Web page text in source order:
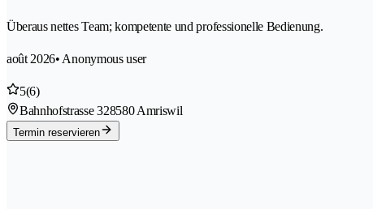
Überaus nettes Team; kompetente und professionelle Bedienung.
août 2026• Anonymous user
5(6)
Bahnhofstrasse 328580 Amriswil
Termin reservieren